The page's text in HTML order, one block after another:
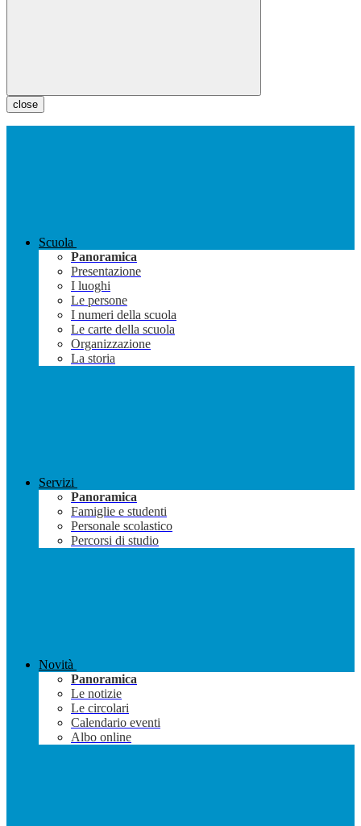
close
Scuola
Panoramica
Presentazione
I luoghi
Le persone
I numeri della scuola
Le carte della scuola
Organizzazione
La storia
Servizi
Panoramica
Famiglie e studenti
Personale scolastico
Percorsi di studio
Novità
Panoramica
Le notizie
Le circolari
Calendario eventi
Albo online